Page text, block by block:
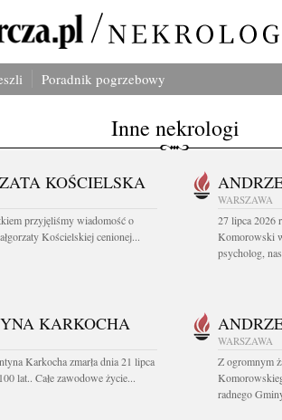
Poradnik pogrzebowy
Inne nekrologi
KOŚCIELSKA
przyjęliśmy wiadomość o
Kościelskiej cenionej...
WARSZAWA
27 lipca 2026
Komorowski
psycholog,
KARKOCHA
Karkocha zmarła dnia 21 lipca
lat.. Całe zawodowe życie...
WARSZAWA
Z ogromnym
radnego